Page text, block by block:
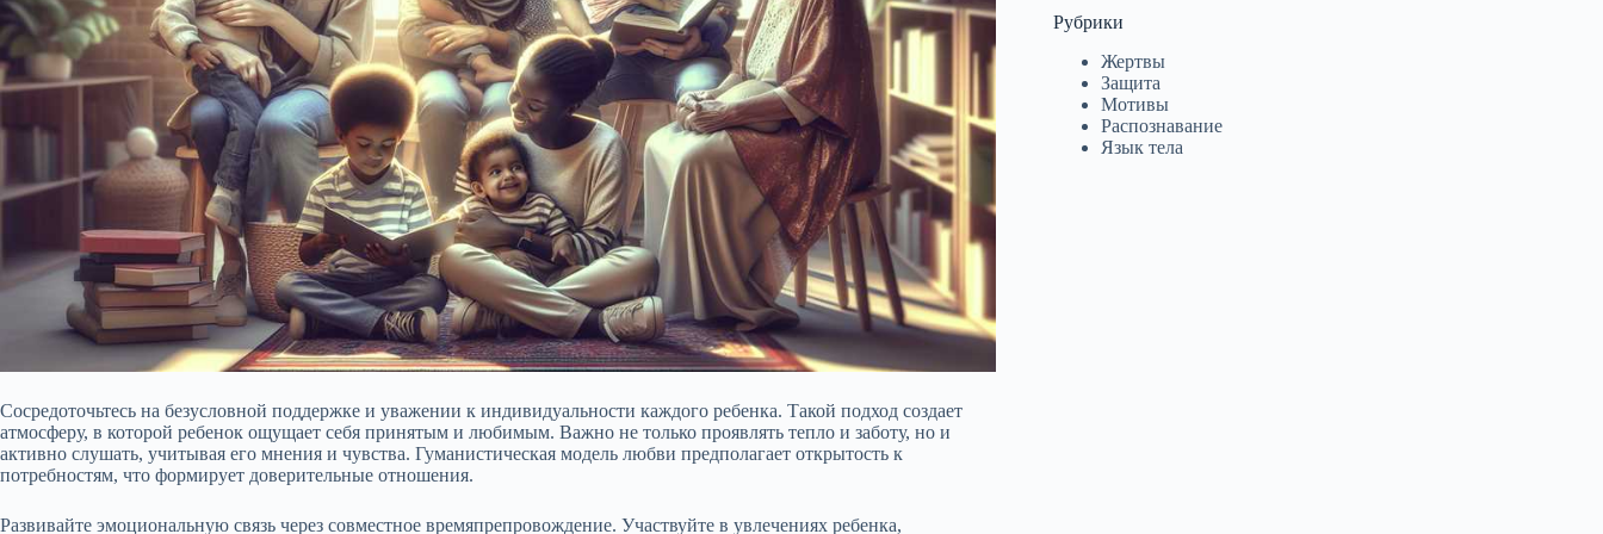
Сосредоточьтесь на безусловной поддержке и уважении к индивидуальности каждого ребенка. Такой подход создает
атмосферу, в которой ребенок ощущает себя принятым и любимым. Важно не только проявлять тепло и заботу, но и
активно слушать, учитывая его мнения и чувства. Гуманистическая модель любви предполагает открытость к
потребностям, что формирует доверительные отношения.
Развивайте эмоциональную связь через совместное времяпрепровождение. Участвуйте в увлечениях ребенка,
Рубрики
Жертвы
Защита
Мотивы
Распознавание
Язык тела